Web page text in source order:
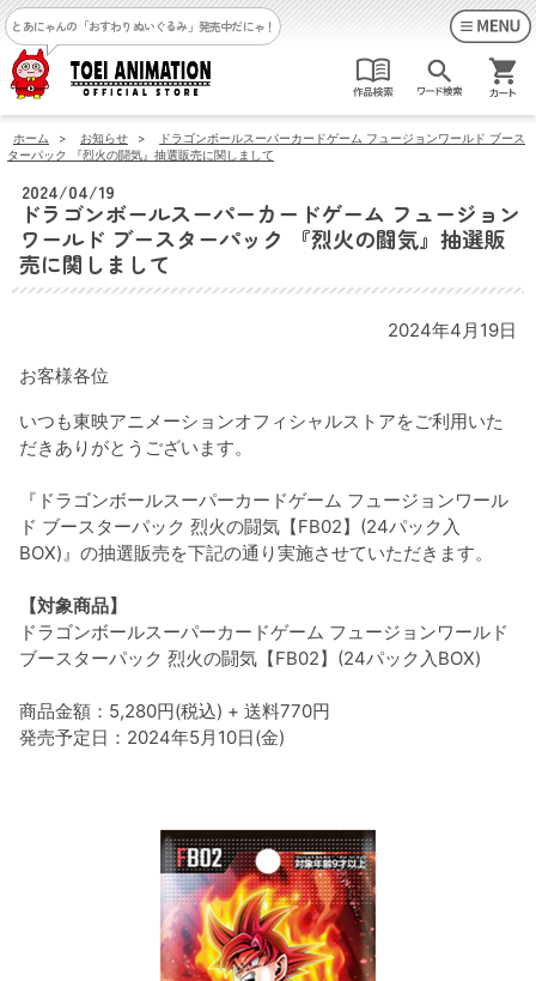
とあにゃんの「おすわりぬいぐるみ」発売中だにゃ！
ホーム > お知らせ >
ドラゴンボールスーパーカードゲーム フュージョンワールド ブース
ターパック 『烈火の闘気』抽選販売に関しまして
2024/04/19
ドラゴンボールスーパーカードゲーム フュージョン
ワールド ブースターパック 『烈火の闘気』抽選販
売に関しまして
2024年4月19日
お客様各位
いつも東映アニメーションオフィシャルストアをご利用いた
だきありがとうございます。
『ドラゴンボールスーパーカードゲーム フュージョンワール
ド ブースターパック 烈火の闘気【FB02】(24パック入
BOX)』の抽選販売を下記の通り実施させていただきます。
【対象商品】
ドラゴンボールスーパーカードゲーム フュージョンワールド
ブースターパック 烈火の闘気【FB02】(24パック入BOX)
商品金額：5,280円(税込) + 送料770円
発売予定日：2024年5月10日(金)